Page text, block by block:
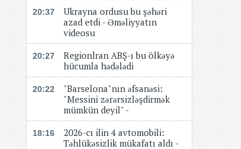
20:37
Ukrayna ordusu bu şəhəri
azad etdi - Əməliyyatın
videosu
20:27
Regionİran ABŞ-ı bu ölkəyə
hücumla hədələdi
20:22
"Barselona"nın əfsanəsi:
"Messini zərərsizləşdirmək
mümkün deyil" -
18:16
2026-cı ilin 4 avtomobili:
Təhlükəsizlik mükafatı aldı -